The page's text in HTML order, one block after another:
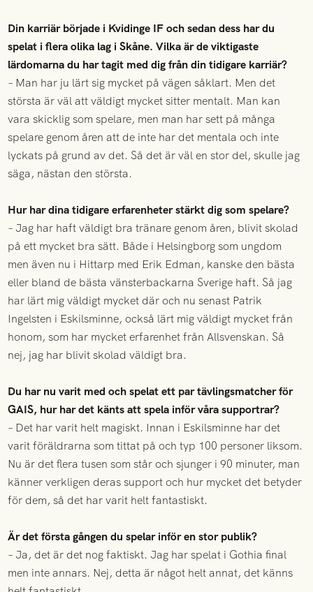
Din karriär började i Kvidinge IF och sedan dess har du
spelat i flera olika lag i Skåne. Vilka är de viktigaste
lärdomarna du har tagit med dig från din tidigare karriär?
– Man har ju lärt sig mycket på vägen såklart. Men det
största är väl att väldigt mycket sitter mentalt. Man kan
vara skicklig som spelare, men man har sett på många
spelare genom åren att de inte har det mentala och inte
lyckats på grund av det. Så det är väl en stor del, skulle jag
säga, nästan den största.
Hur har dina tidigare erfarenheter stärkt dig som spelare?
– Jag har haft väldigt bra tränare genom åren, blivit skolad
på ett mycket bra sätt. Både i Helsingborg som ungdom
men även nu i Hittarp med Erik Edman, kanske den bästa
eller bland de bästa vänsterbackarna Sverige haft. Så jag
har lärt mig väldigt mycket där och nu senast Patrik
Ingelsten i Eskilsminne, också lärt mig väldigt mycket från
honom, som har mycket erfarenhet från Allsvenskan. Så
nej, jag har blivit skolad väldigt bra.
Du har nu varit med och spelat ett par tävlingsmatcher för
GAIS, hur har det känts att spela inför våra supportrar?
– Det har varit helt magiskt. Innan i Eskilsminne har det
varit föräldrarna som tittat på och typ 100 personer liksom.
Nu är det flera tusen som står och sjunger i 90 minuter, man
känner verkligen deras support och hur mycket det betyder
för dem, så det har varit helt fantastiskt.
Är det första gången du spelar inför en stor publik?
– Ja, det är det nog faktiskt. Jag har spelat i Gothia final
men inte annars. Nej, detta är något helt annat, det känns